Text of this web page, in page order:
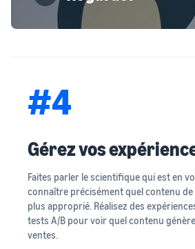
#4
Gérez vos
Faites parler le scientifique qui est en
connaître précisément quel contenu
plus approprié. Réalisez des
tests A/B pour voir quel contenu
ventes.